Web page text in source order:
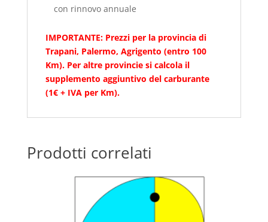
con rinnovo annuale
IMPORTANTE: Prezzi per la provincia di
Trapani, Palermo, Agrigento (entro 100
Km). Per altre provincie si calcola il
supplemento aggiuntivo del carburante
(1€ + IVA per Km).
Prodotti correlati